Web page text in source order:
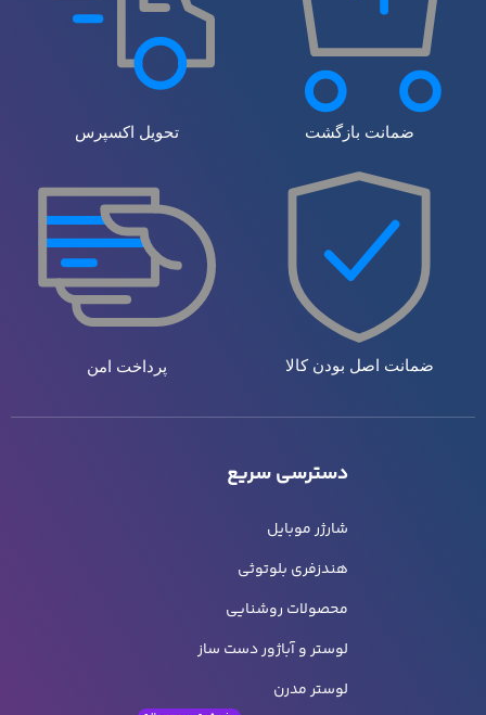
ضمانت بازگشت تحویل اکسپرس
ضمانت اصل بودن کالا پرداخت امن
دسترسی سریع
شارژر موبایل
هندزفری بلوتوثی
محصولات روشنایی
لوستر و آباژور دست ساز
لوستر مدرن